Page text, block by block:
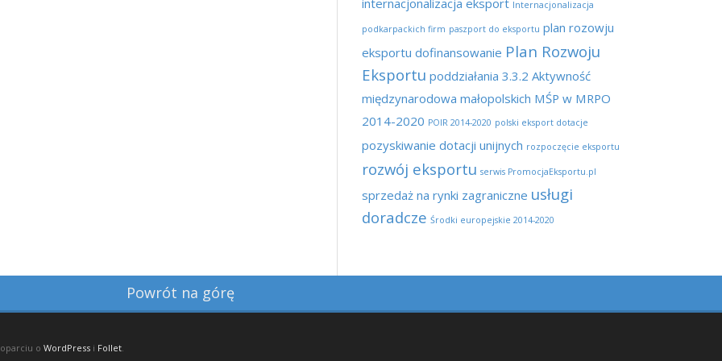
internacjonalizacja eksport Internacjonalizacja
podkarpackich firm paszport do eksportu plan rozowju
eksportu dofinansowanie Plan Rozwoju
Eksportu poddziałania 3.3.2 Aktywność
międzynarodowa małopolskich MŚP w MRPO
2014-2020 POIR 2014-2020 polski eksport dotacje
pozyskiwanie dotacji unijnych rozpoczęcie eksportu
rozwój eksportu serwis PromocjaEksportu.pl
sprzedaż na rynki zagraniczne usługi
doradcze Środki europejskie 2014-2020
Powrót na górę
oparciu o WordPress i Follet.